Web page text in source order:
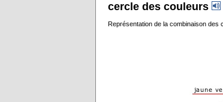
cercle des couleurs
Représentation de la combinaison des